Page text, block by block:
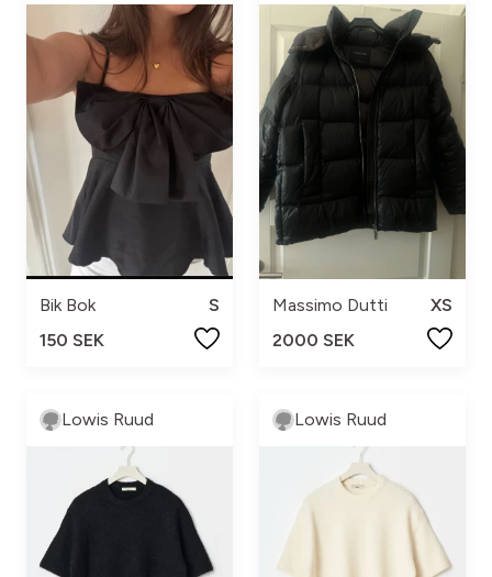
Bik Bok
S
150 SEK
Massimo Dutti
XS
2000 SEK
Lowis Ruud Lowis Ruud